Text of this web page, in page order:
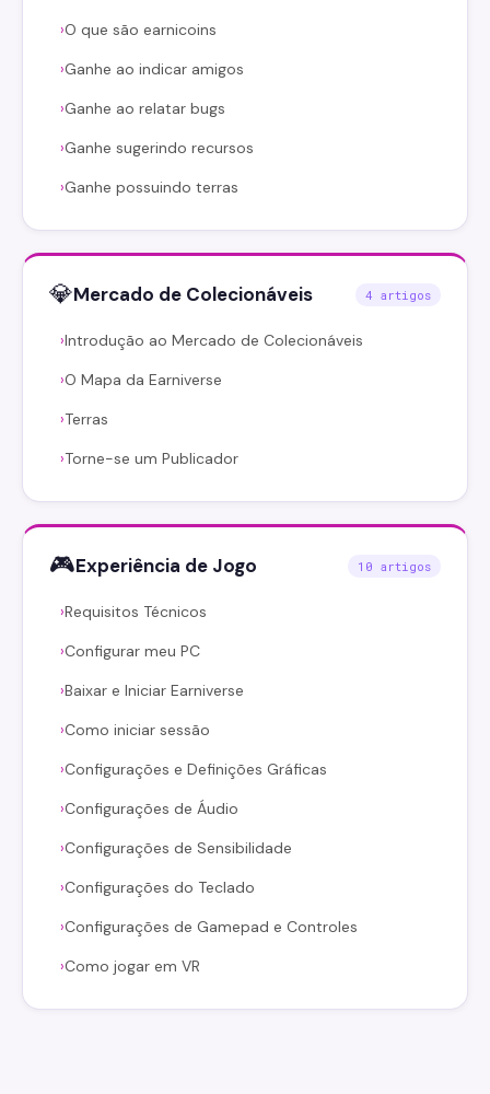
›O que são earnicoins
›Ganhe ao indicar amigos
›Ganhe ao relatar bugs
›Ganhe sugerindo recursos
›Ganhe possuindo terras
💎Mercado de Colecionáveis 4 artigos
›Introdução ao Mercado de Colecionáveis
›O Mapa da Earniverse
›Terras
›Torne-se um Publicador
🎮Experiência de Jogo 10 artigos
›Requisitos Técnicos
›Configurar meu PC
›Baixar e Iniciar Earniverse
›Como iniciar sessão
›Configurações e Definições Gráficas
›Configurações de Áudio
›Configurações de Sensibilidade
›Configurações do Teclado
›Configurações de Gamepad e Controles
›Como jogar em VR